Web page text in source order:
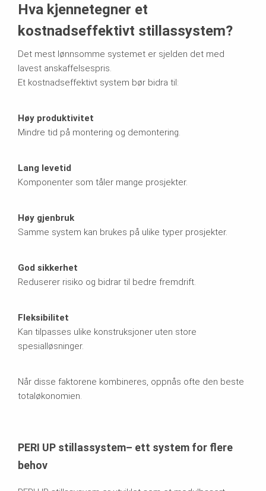
Hva kjennetegner et
kostnadseffektivt stillassystem?
Det mest lønnsomme systemet er sjelden det med
lavest anskaffelsespris.
Et kostnadseffektivt system bør bidra til:
Høy produktivitet
Mindre tid på montering og demontering.
Lang levetid
Komponenter som tåler mange prosjekter.
Høy gjenbruk
Samme system kan brukes på ulike typer prosjekter.
God sikkerhet
Reduserer risiko og bidrar til bedre fremdrift.
Fleksibilitet
Kan tilpasses ulike konstruksjoner uten store
spesialløsninger.
Når disse faktorene kombineres, oppnås ofte den beste
totaløkonomien.
PERI UP stillassystem– ett system for flere
behov